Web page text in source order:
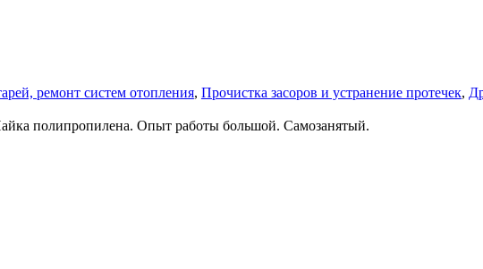
ремонт систем отопления, Прочистка засоров и устранение протечек,
полипропилена. Опыт работы большой. Самозанятый.